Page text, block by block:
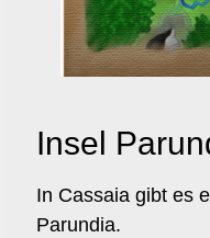
Insel
In Cassaia gibt es
Parundia.